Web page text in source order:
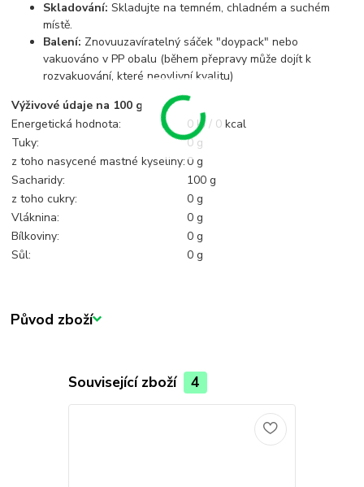
Skladování:Skladujte na temném, chladném a suchém
místě.
Balení: Znovuuzavíratelný sáček "doypack" nebo
vakuováno v PP obalu (během přepravy může dojít k
rozvakuování, které neovlivní kvalitu)
Výživové údaje na 100 g
Energetická hodnota:
0 kJ / 0 kcal
Tuky:
0 g
z toho nasycené mastné kyseliny:0 g
Sacharidy:
100 g
z toho cukry:
0 g
Vláknina:
0 g
Bílkoviny:
0 g
Sůl:
0 g
Původ zboží
Související zboží 4